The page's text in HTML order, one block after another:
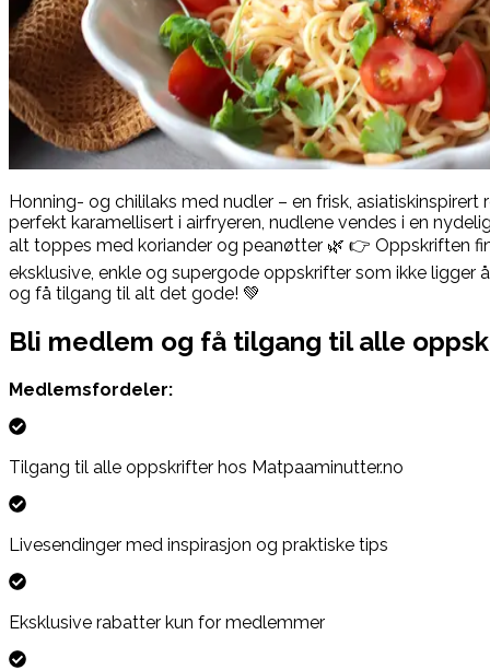
Honning- og chililaks med nudler – en frisk,
perfekt karamellisert i airfryeren, nudlene vendes i en
alt toppes med koriander og peanøtter 🌿 👉 Oppskriften
eksklusive, enkle og supergode oppskrifter som ikke ligger
og få tilgang til alt det gode! 💚
Bli medlem og få tilgang til alle
Medlemsfordeler:
Tilgang til alle oppskrifter hos Matpaaminutter.no
Livesendinger med inspirasjon og praktiske tips
Eksklusive rabatter kun for medlemmer